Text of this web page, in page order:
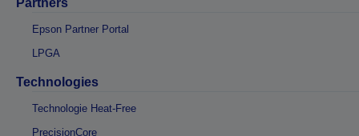
Partners
Epson Partner Portal
LPGA
Technologies
Technologie Heat-Free
PrecisionCore